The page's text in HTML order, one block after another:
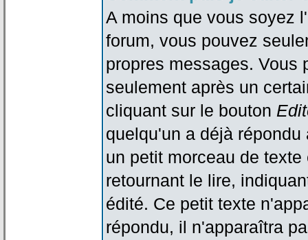
A moins que vous soyez
forum, vous pouvez
propres messages. Vous
seulement après un
cliquant sur le bouton
quelqu'un a déjà
un petit morceau de
retournant le lire,
édité. Ce petit texte
répondu, il n'apparaîtra